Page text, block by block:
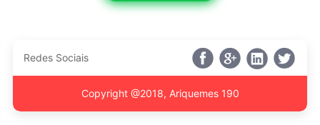
Redes Sociais
Copyright @2018, Ariquemes 190